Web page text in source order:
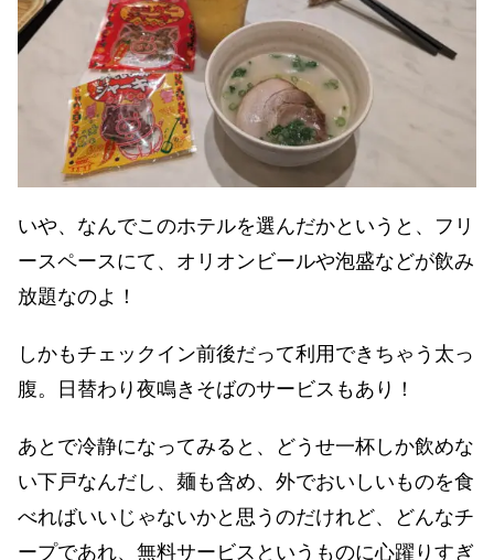
いや、なんでこのホテルを選んだかというと、フリ
ースペースにて、オリオンビールや泡盛などが飲み
放題なのよ！
しかもチェックイン前後だって利用できちゃう太っ
腹。日替わり夜鳴きそばのサービスもあり！
あとで冷静になってみると、どうせ一杯しか飲めな
い下戸なんだし、麺も含め、外でおいしいものを食
べればいいじゃないかと思うのだけれど、どんなチ
ープであれ、無料サービスというものに心躍りすぎ